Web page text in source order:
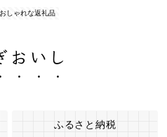
しゃれな返礼品
おいし
ふるさと納税